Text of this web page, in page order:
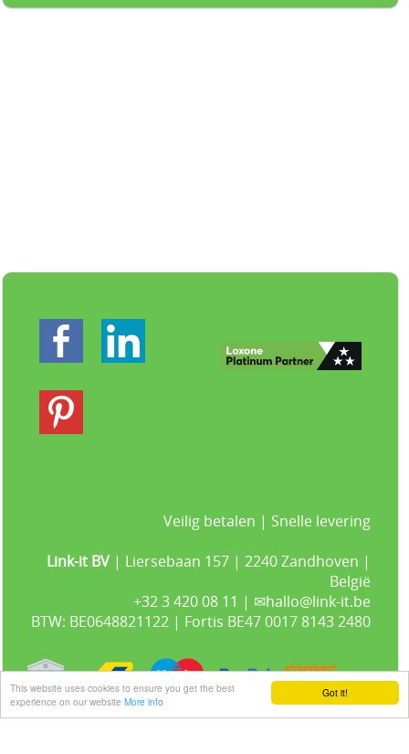
Got it!
This website uses cookies to ensure you get the best
experience on our website More info
Veilig betalen | Snelle levering
Link-it BV | Liersebaan 157 | 2240 Zandhoven |
België
+32 3 420 08 11 | ✉hallo@link-it.be
BTW: BE0648821122 | Fortis BE47 0017 8143 2480